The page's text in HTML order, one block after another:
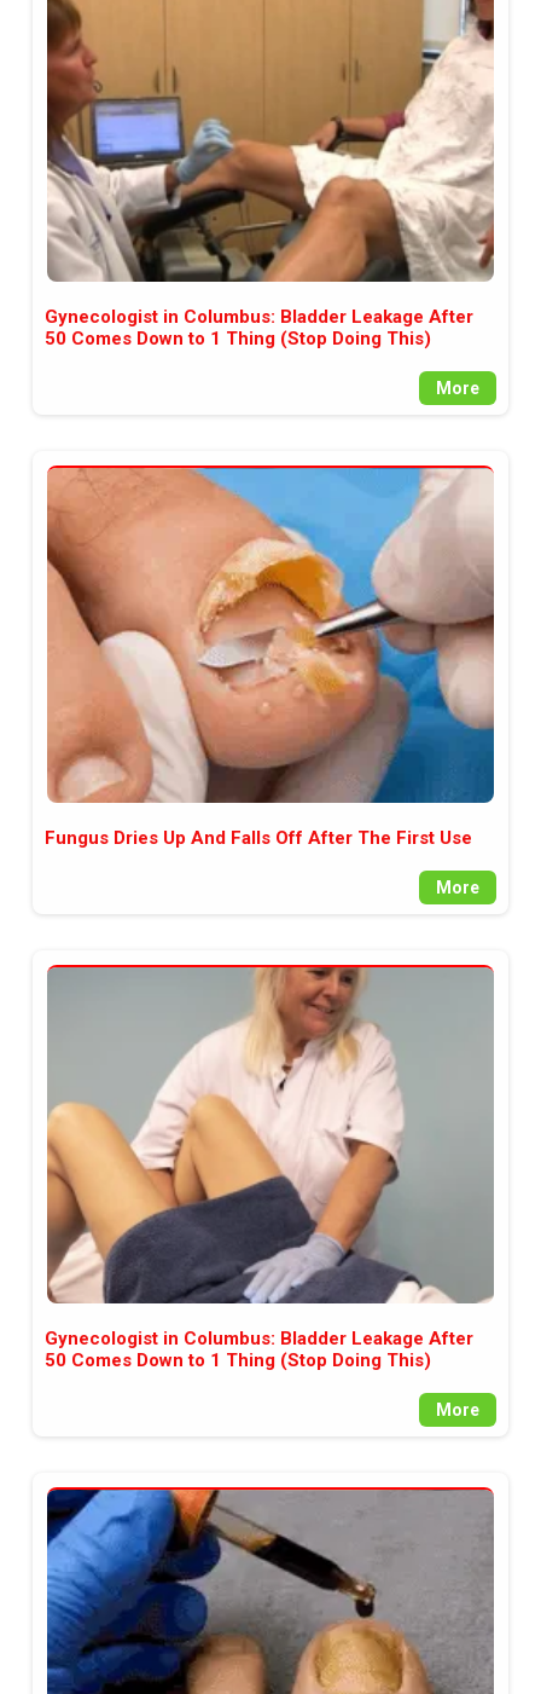
Gynecologist in Columbus: Bladder Leakage After
50 Comes Down to 1 Thing (Stop Doing This)
More
Fungus Dries Up And Falls Off After The First Use
More
Gynecologist in Columbus: Bladder Leakage After
50 Comes Down to 1 Thing (Stop Doing This)
More